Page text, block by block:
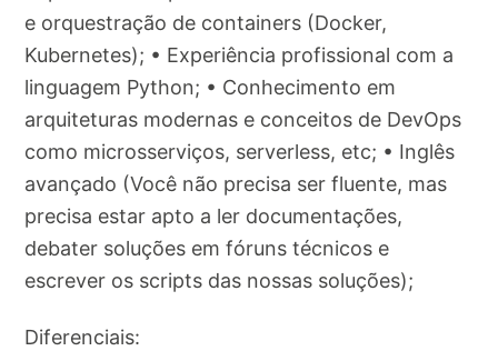
e orquestração de containers (Docker,
Kubernetes); • Experiência profissional com a
linguagem Python; • Conhecimento em
arquiteturas modernas e conceitos de DevOps
como microsserviços, serverless, etc; • Inglês
avançado (Você não precisa ser fluente, mas
precisa estar apto a ler documentações,
debater soluções em fóruns técnicos e
escrever os scripts das nossas soluções);
Diferenciais: